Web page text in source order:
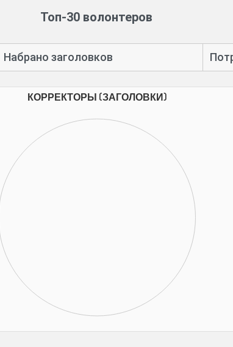
Топ-30 волонтеров
Набрано заголовков
КОРРЕКТОРЫ (ЗАГОЛОВКИ)